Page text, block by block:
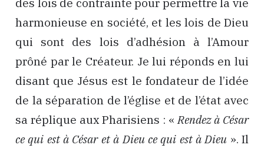
des lois de contrainte pour permettre la vie
harmonieuse en société, et les lois de Dieu
qui sont des lois d’adhésion à l’Amour
prôné par le Créateur. Je lui réponds en lui
disant que Jésus est le fondateur de l’idée
de la séparation de l’église et de l’état avec
sa réplique aux Pharisiens : «Rendez à César
ce qui est à César et à Dieu ce qui est à Dieu ». Il